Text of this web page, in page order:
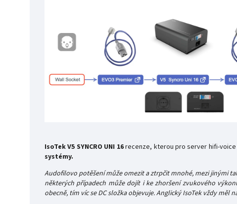
IsoTek V5 SYNCRO UNI 16recenze, kterou pro server hifi-
systémy.
Audofilovo potěšení může omezit a ztrpčit mnohé, mezi jinými
některých případech může dojít i ke zhoršení zvukového
obecně, tím víc se DC složka objevuje. Anglický IsoTek vždy